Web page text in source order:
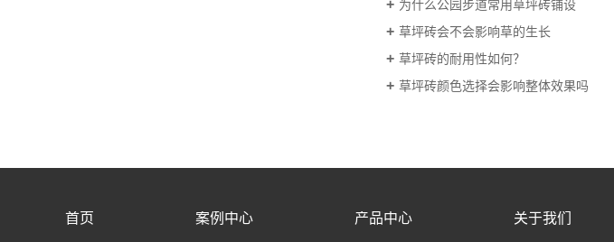
为什么公园步道常用草坪砖铺设
草坪砖会不会影响草的生长
草坪砖的耐用性如何？
草坪砖颜色选择会影响整体效果吗
首页 案例中心 产品中心 关于我们